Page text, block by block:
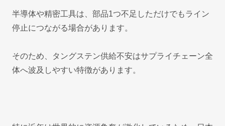
半導体や精密工具は、部品1つ不足しただけでもライン
停止につながる場合があります。
そのため、タングステン供給不安はサプライチェーン全
体へ波及しやすい特徴があります。